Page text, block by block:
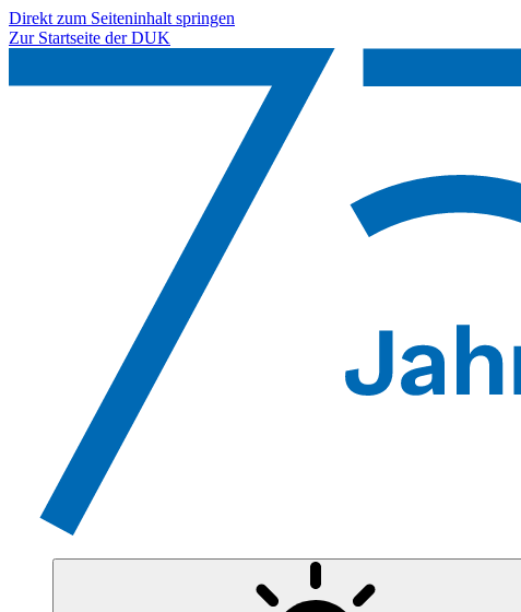
Direkt zum Seiteninhalt springen
Zur Startseite der DUK